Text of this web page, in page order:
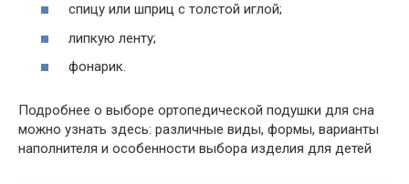
спицу или шприц с толстой иглой;
липкую ленту;
фонарик.
Подробнее о выборе ортопедической подушки для сна
можно узнать здесь: различные виды, формы, варианты
наполнителя и особенности выбора изделия для детей